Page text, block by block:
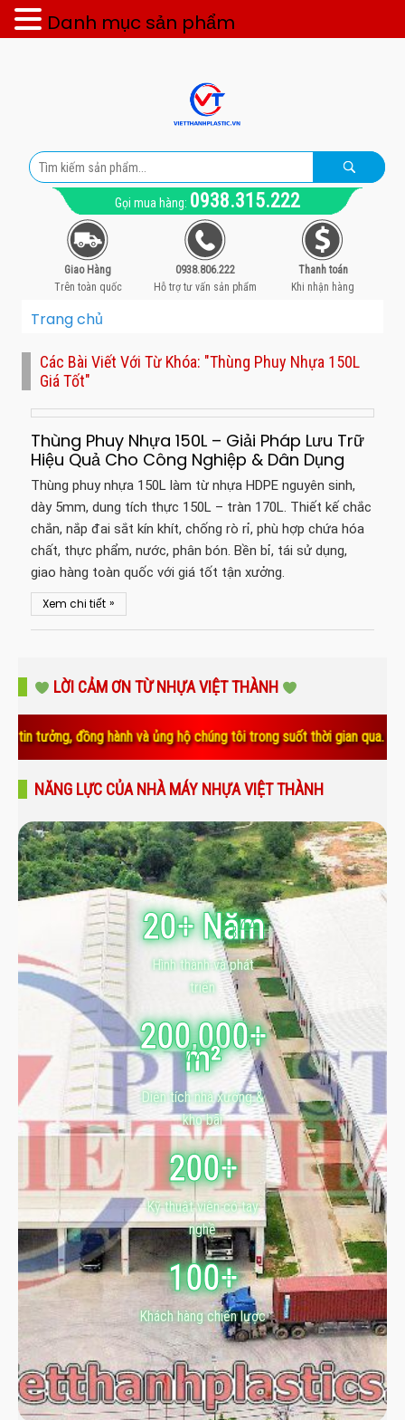
Gọi mua hàng: 0938.315.222
Giao Hàng
Trên toàn quốc
0938.806.222
Hỗ trợ tư vấn sản phẩm
Thanh toán
Khi nhận hàng
Trang chủ
Các Bài Viết Với Từ Khóa: "thùng Phuy Nhựa 150L
Giá Tốt"
Thùng Phuy Nhựa 150L – Giải Pháp Lưu Trữ
Hiệu Quả Cho Công Nghiệp & Dân Dụng
Thùng phuy nhựa 150L làm từ nhựa HDPE nguyên sinh,
dày 5mm, dung tích thực 150L – tràn 170L. Thiết kế chắc
chắn, nắp đai sắt kín khít, chống rò rỉ, phù hợp chứa hóa
chất, thực phẩm, nước, phân bón. Bền bỉ, tái sử dụng,
giao hàng toàn quốc với giá tốt tận xưởng.
Xem chi tiết »
LỜI CẢM ƠN TỪ NHỰA VIỆT THÀNH
và ủng hộ chúng tôi trong suốt thời gian qua. Sự tin yêu và
NĂNG LỰC CỦA NHÀ MÁY NHỰA VIỆT THÀNH
20+ Năm
Hình thành và phát
triển
200,000+
m²
Diện tích nhà xưởng &
kho bãi
200+
Kỹ thuật viên có tay
nghề
100+
Khách hàng chiến lược
Danh mục sản phẩm